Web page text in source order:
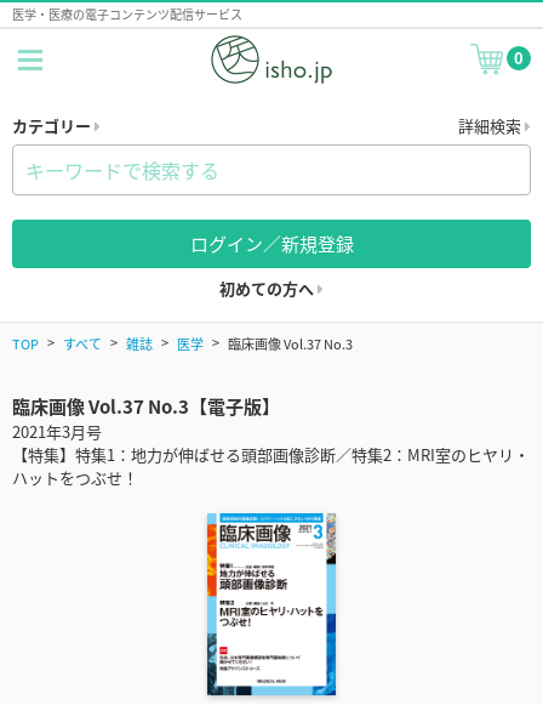
医学・医療の電子コンテンツ配信サービス
0
カテゴリー 詳細検索
ログイン／新規登録
初めての方へ
TOP すべて 雑誌 医学 臨床画像 Vol.37 No.3
臨床画像 Vol.37 No.3【電子版】
2021年3月号
【特集】特集1：地力が伸ばせる頭部画像診断／特集2：MRI室のヒヤリ・
ハットをつぶせ！